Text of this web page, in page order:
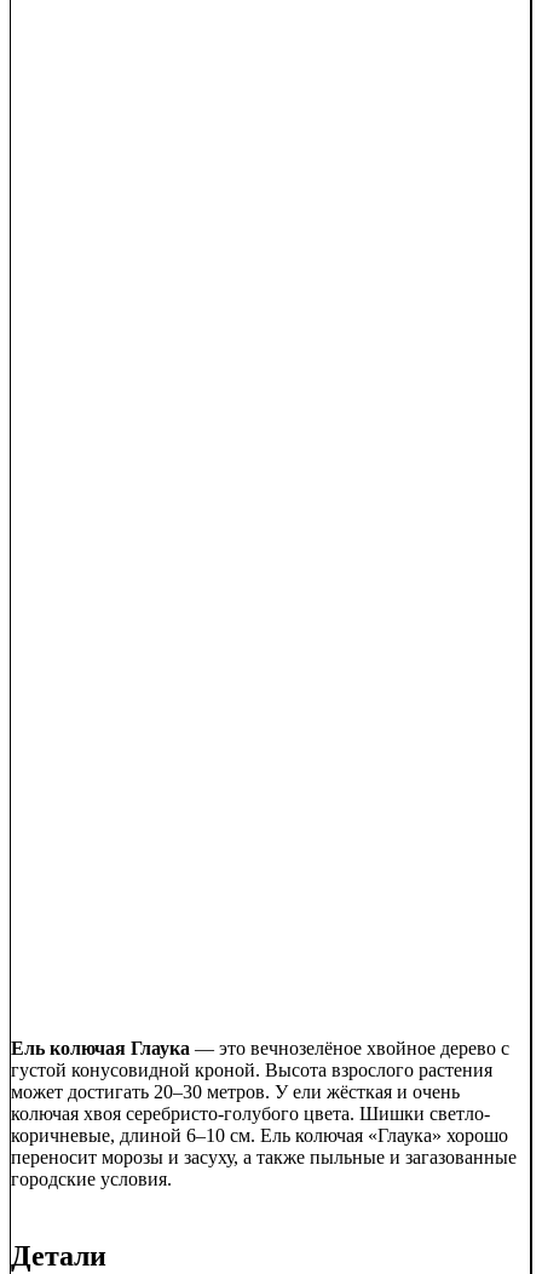
Ель колючая Глаука — это вечнозелёное хвойное дерево с
густой конусовидной кроной. Высота взрослого растения
может достигать 20–30 метров. У ели жёсткая и очень
колючая хвоя серебристо-голубого цвета. Шишки светло-
коричневые, длиной 6–10 см. Ель колючая «Глаука» хорошо
переносит морозы и засуху, а также пыльные и загазованные
городские условия.
Детали